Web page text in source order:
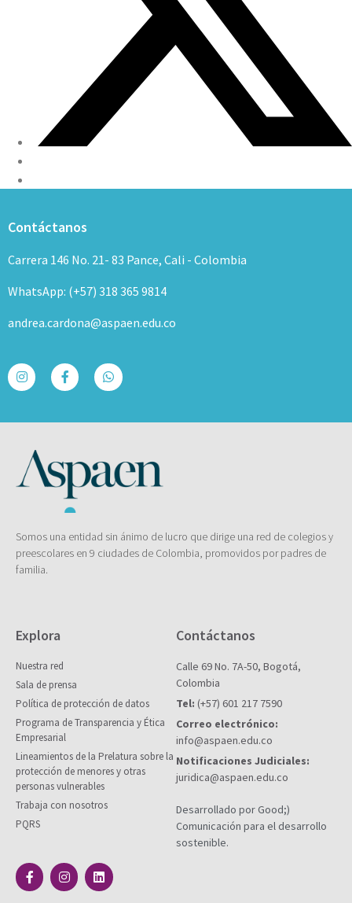
Contáctanos
Carrera 146 No. 21- 83 Pance, Cali - Colombia
WhatsApp: (+57) 318 365 9814
andrea.cardona@aspaen.edu.co
Somos una entidad sin ánimo de lucro que dirige una red de colegios y
preescolares en 9 ciudades de Colombia, promovidos por padres de
familia.
Explora
Nuestra red
Sala de prensa
Política de protección de datos
Programa de Transparencia y Ética
Empresarial
Lineamientos de la Prelatura sobre la
protección de menores y otras
personas vulnerables
Trabaja con nosotros
PQRS
Contáctanos
Calle 69 No. 7A-50, Bogotá,
Colombia
Tel: (+57) 601 217 7590
Correo electrónico:
info@aspaen.edu.co
Notificaciones Judiciales:
juridica@aspaen.edu.co
Desarrollado por Good;)
Comunicación para el desarrollo
sostenible.